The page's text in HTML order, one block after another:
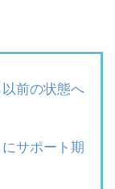
前の状態へ
サポート期